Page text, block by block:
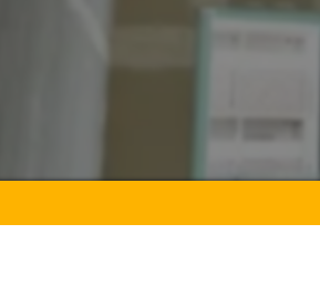
キッチンのリフォーム 土